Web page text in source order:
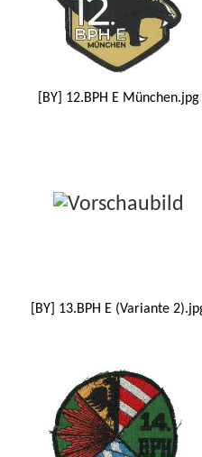
[BY] 12.BPH E München.jpg
[BY] 13.BPH E (Variante